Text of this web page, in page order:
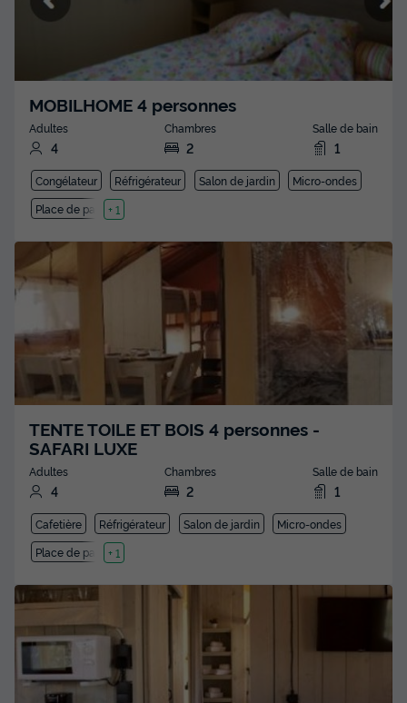
MOBILHOME 4 personnes
Adultes
4
Chambres
2
Salle de bain
1
Congélateur Réfrigérateur Salon de jardin
Micro-ondes
Place de parking
+ 1
TENTE TOILE ET BOIS 4 personnes -
SAFARI LUXE
Adultes
4
Chambres
2
Salle de bain
1
Cafetière Réfrigérateur Salon de jardin
Micro-ondes
Place de parking
+ 1